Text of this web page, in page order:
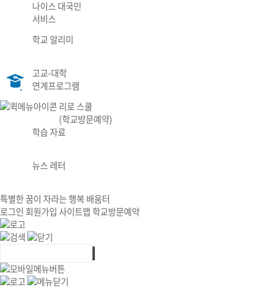
나이스 대국민
서비스
학교 알리미
고교-대학
연계프로그램
리로 스쿨
(학교방문예약)
학습 자료
뉴스 레터
특별한 꿈이 자라는 행복 배움터
로그인 회원가입사이트맵학교방문예약